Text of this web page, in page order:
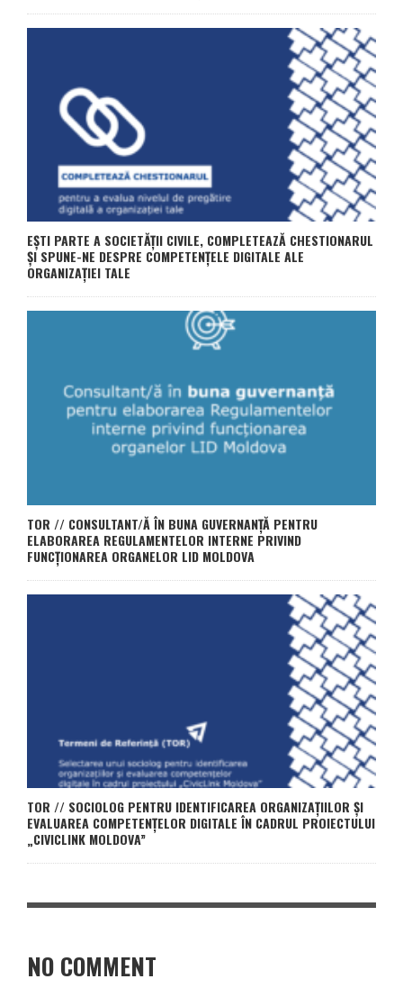
EȘTI PARTE A SOCIETĂȚII CIVILE, COMPLETEAZĂ CHESTIONARUL
ȘI SPUNE-NE DESPRE COMPETENȚELE DIGITALE ALE
ORGANIZAȚIEI TALE
TOR // CONSULTANT/Ă ÎN BUNA GUVERNANȚĂ PENTRU
ELABORAREA REGULAMENTELOR INTERNE PRIVIND
FUNCȚIONAREA ORGANELOR LID MOLDOVA
TOR // SOCIOLOG PENTRU IDENTIFICAREA ORGANIZAȚIILOR ȘI
EVALUAREA COMPETENȚELOR DIGITALE ÎN CADRUL PROIECTULUI
„CIVICLINK MOLDOVA”
NO COMMENT